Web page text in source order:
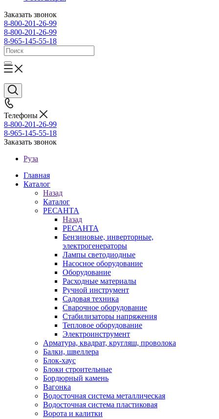
Заказать звонок
8-800-201-26-99
8-800-201-26-99
8-965-145-55-18
Телефоны
8-800-201-26-99
8-965-145-55-18
Заказать звонок
Руза
Главная
Каталог
Назад
Каталог
РЕСАНТА
Назад
РЕСАНТА
Бензиновые, инверторные,
электрогенераторы
Лампы светодиодные
Насосное оборудование
Оборудование
Расходные материалы
Ручной инструмент
Садовая техника
Сварочное оборудование
Стабилизаторы напряжения
Тепловое оборудование
Электроинструмент
Арматура, квадрат, кругляш, проволока
Балки, швеллера
Блок-хаус
Блоки строительные
Бордюрный камень
Вагонка
Водосточная система металлическая
Водосточная система пластиковая
Ворота и калитки